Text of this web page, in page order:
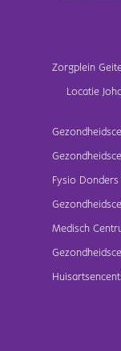
Zorgplein
Locatie
Fysio
Medisch